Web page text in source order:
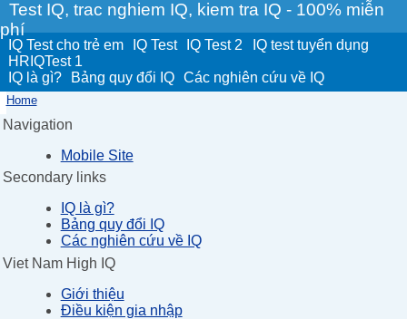
Test IQ, trac nghiem IQ, kiem tra IQ - 100% miễn
phí
IQ Test cho trẻ em IQ Test IQ Test 2
IQ test tuyển dụng
HRIQTest 1
IQ là gì?
Bảng quy đổi IQ Các nghiên cứu về IQ
Home
Navigation
Mobile Site
Secondary links
IQ là gì?
Bảng quy đổi IQ
Các nghiên cứu về IQ
Viet Nam High IQ
Giới thiệu
Điều kiện gia nhập